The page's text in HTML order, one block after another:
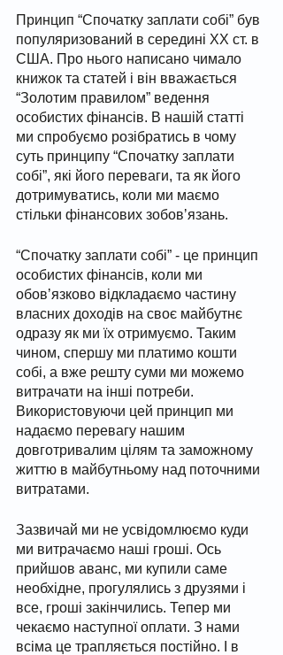
Принцип “Спочатку заплати собі” був
популяризований в середині ХХ ст. в
США. Про нього написано чимало
книжок та статей і він вважається
“Золотим правилом” ведення
особистих фінансів. В нашій статті
ми спробуємо розібратись в чому
суть принципу “Спочатку заплати
собі”, які його переваги, та як його
дотримуватись, коли ми маємо
стільки фінансових зобовʼязань.
“Спочатку заплати собі” - це принцип
особистих фінансів, коли ми
обовʼязково відкладаємо частину
власних доходів на своє майбутнє
одразу як ми їх отримуємо. Таким
чином, спершу ми платимо кошти
собі, а вже решту суми ми можемо
витрачати на інші потреби.
Використовуючи цей принцип ми
надаємо перевагу нашим
довготривалим цілям та заможному
життю в майбутньому над поточними
витратами.
Зазвичай ми не усвідомлюємо куди
ми витрачаємо наші гроші. Ось
прийшов аванс, ми купили саме
необхідне, прогулялись з друзями і
все, гроші закінчились. Тепер ми
чекаємо наступної оплати. З нами
всіма це трапляється постійно. І в